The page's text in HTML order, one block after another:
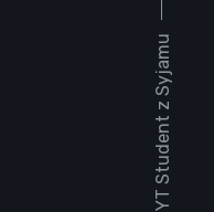
YT Student z Syjamu